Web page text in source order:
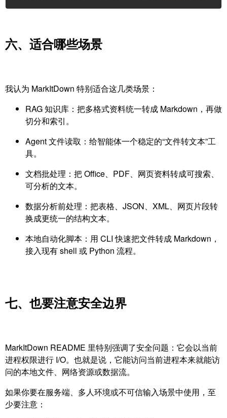
六、适合哪些场景
我认为 MarkItDown 特别适合这几类场景：
​RAG 知识库：把多格式资料统一转成 Markdown，再做
切分和索引。
Agent 文件读取：给智能体一个稳定的“文件转文本”工
具。
文档批处理：把 Office、PDF、网页资料转成可搜索、
可分析的文本。
数据分析前处理：把表格、JSON、XML、网页片段转
换成更统一的结构文本。
本地自动化脚本：用 CLI 快速把文件转成 Markdown，
接入现有 shell 或 Python 流程。
七、也要注意安全边界
MarkItDown README 里特别强调了安全问题：它会以当前
进程权限进行 I/O。也就是说，它能访问当前进程本来就能访
问的本地文件、网络资源或数据流。
如果你要在服务端、多人环境或不可信输入场景中使用，至
少要注意：